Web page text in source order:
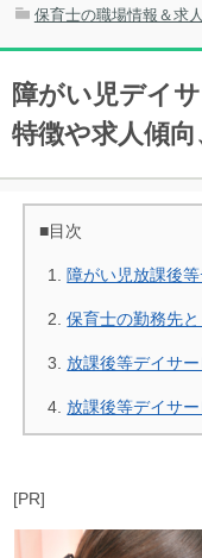
保育士の職場情報＆求
障がい児デイ
特徴や求人傾
■目次
障がい児放課後
保育士の勤務先
放課後等デイサ
放課後等デイサ
[PR]